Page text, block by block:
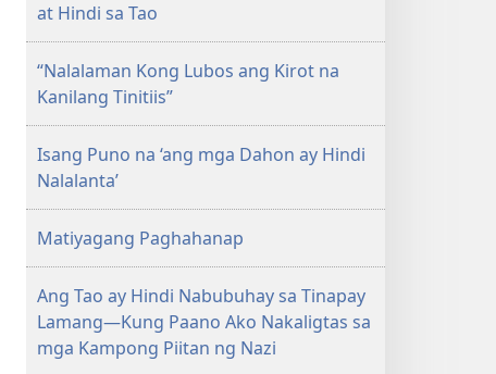
at Hindi sa Tao
“Nalalaman Kong Lubos ang Kirot na
Kanilang Tinitiis”
Isang Puno na ‘ang mga Dahon ay Hindi
Nalalanta’
Matiyagang Paghahanap
Ang Tao ay Hindi Nabubuhay sa Tinapay
Lamang—Kung Paano Ako Nakaligtas sa
mga Kampong Piitan ng Nazi